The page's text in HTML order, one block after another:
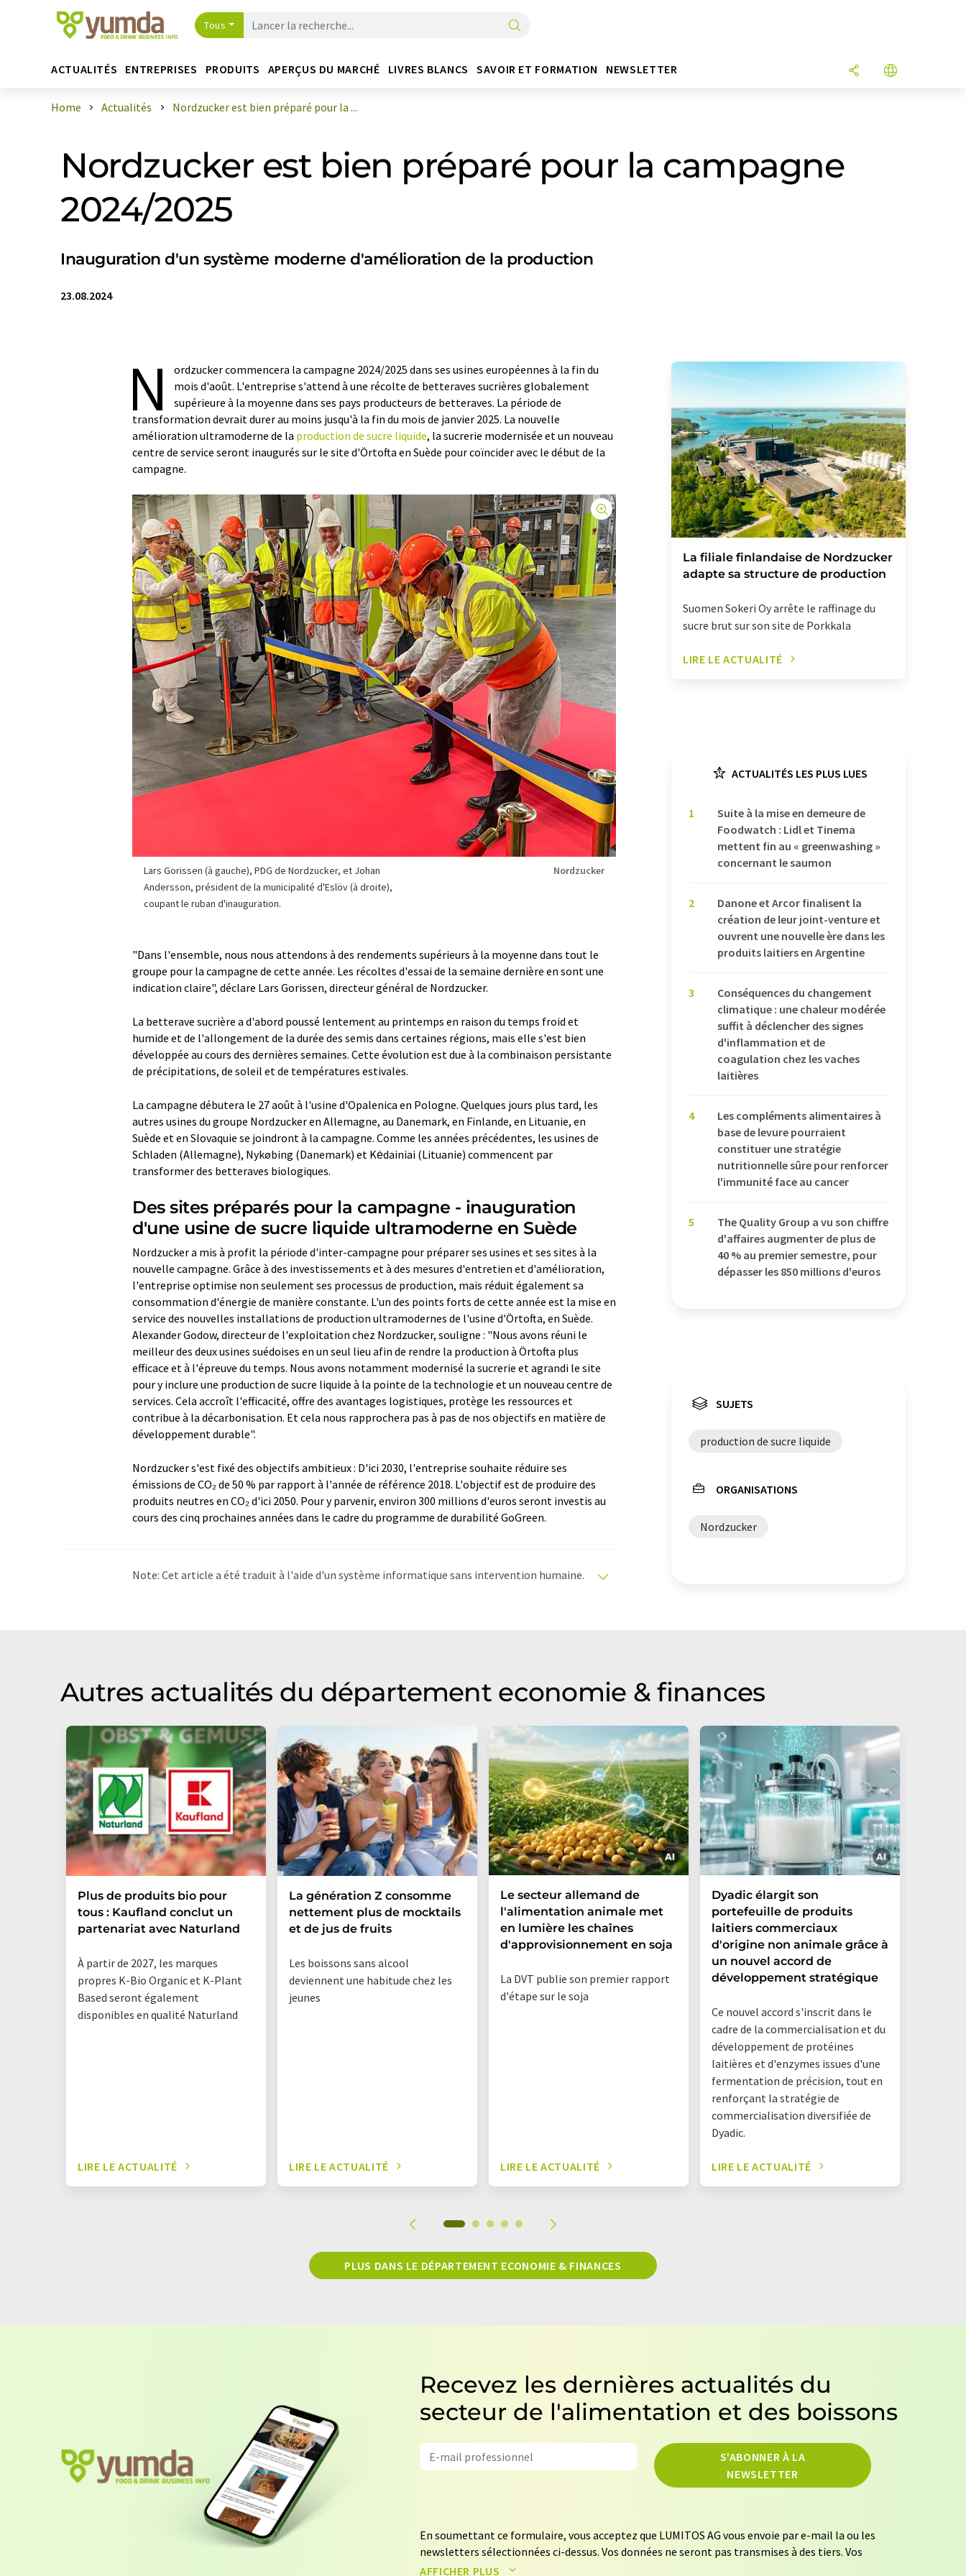
Tous
ACTUALITÉS ENTREPRISES PRODUITS APERÇUS DU MARCHÉ LIVRES BLANCS SAVOIR ET FORMATION NEWSLETTER
Home Actualités Nordzucker est bien préparé pour la ...
Nordzucker est bien préparé pour la campagne
2024/2025
Inauguration d'un système moderne d'amélioration de la production
23.08.2024
N
ordzucker commencera la campagne 2024/2025 dans ses usines européennes à la fin du
mois d'août. L'entreprise s'attend à une récolte de betteraves sucrières globalement
supérieure à la moyenne dans ses pays producteurs de betteraves. La période de
transformation devrait durer au moins jusqu'à la fin du mois de janvier 2025. La nouvelle
amélioration ultramoderne de la production de sucre liquide, la sucrerie modernisée et un nouveau
centre de service seront inaugurés sur le site d'Örtofta en Suède pour coïncider avec le début de la
campagne.
Lars Gorissen (à gauche), PDG de Nordzucker, et Johan
Andersson, président de la municipalité d'Eslöv (à droite),
coupant le ruban d'inauguration.
Nordzucker
"Dans l'ensemble, nous nous attendons à des rendements supérieurs à la moyenne dans tout le
groupe pour la campagne de cette année. Les récoltes d'essai de la semaine dernière en sont une
indication claire", déclare Lars Gorissen, directeur général de Nordzucker.
La betterave sucrière a d'abord poussé lentement au printemps en raison du temps froid et
humide et de l'allongement de la durée des semis dans certaines régions, mais elle s'est bien
développée au cours des dernières semaines. Cette évolution est due à la combinaison persistante
de précipitations, de soleil et de températures estivales.
La campagne débutera le 27 août à l'usine d'Opalenica en Pologne. Quelques jours plus tard, les
autres usines du groupe Nordzucker en Allemagne, au Danemark, en Finlande, en Lituanie, en
Suède et en Slovaquie se joindront à la campagne. Comme les années précédentes, les usines de
Schladen (Allemagne), Nykøbing (Danemark) et Kėdainiai (Lituanie) commencent par
transformer des betteraves biologiques.
Des sites préparés pour la campagne - inauguration
d'une usine de sucre liquide ultramoderne en Suède
Nordzucker a mis à profit la période d'inter-campagne pour préparer ses usines et ses sites à la
nouvelle campagne. Grâce à des investissements et à des mesures d'entretien et d'amélioration,
l'entreprise optimise non seulement ses processus de production, mais réduit également sa
consommation d'énergie de manière constante. L'un des points forts de cette année est la mise en
service des nouvelles installations de production ultramodernes de l'usine d'Örtofta, en Suède.
Alexander Godow, directeur de l'exploitation chez Nordzucker, souligne : "Nous avons réuni le
meilleur des deux usines suédoises en un seul lieu afin de rendre la production à Örtofta plus
efficace et à l'épreuve du temps. Nous avons notamment modernisé la sucrerie et agrandi le site
pour y inclure une production de sucre liquide à la pointe de la technologie et un nouveau centre de
services. Cela accroît l'efficacité, offre des avantages logistiques, protège les ressources et
contribue à la décarbonisation. Et cela nous rapprochera pas à pas de nos objectifs en matière de
développement durable".
Nordzucker s'est fixé des objectifs ambitieux : D'ici 2030, l'entreprise souhaite réduire ses
émissions de CO₂ de 50 % par rapport à l'année de référence 2018. L'objectif est de produire des
produits neutres en CO₂ d'ici 2050. Pour y parvenir, environ 300 millions d'euros seront investis au
cours des cinq prochaines années dans le cadre du programme de durabilité GoGreen.
Note: Cet article a été traduit à l'aide d'un système informatique sans intervention humaine.
La filiale finlandaise de Nordzucker
adapte sa structure de production
Suomen Sokeri Oy arrête le raffinage du
sucre brut sur son site de Porkkala
LIRE LE ACTUALITÉ
ACTUALITÉS LES PLUS LUES
1
Suite à la mise en demeure de
Foodwatch : Lidl et Tinema
mettent fin au « greenwashing »
concernant le saumon
2
Danone et Arcor finalisent la
création de leur joint-venture et
ouvrent une nouvelle ère dans les
produits laitiers en Argentine
3
Conséquences du changement
climatique : une chaleur modérée
suffit à déclencher des signes
d'inflammation et de
coagulation chez les vaches
laitières
4
Les compléments alimentaires à
base de levure pourraient
constituer une stratégie
nutritionnelle sûre pour renforcer
l'immunité face au cancer
5
The Quality Group a vu son chiffre
d'affaires augmenter de plus de
40 % au premier semestre, pour
dépasser les 850 millions d'euros
SUJETS
production de sucre liquide
ORGANISATIONS
Nordzucker
Autres actualités du département economie & finances
Plus de produits bio pour
tous : Kaufland conclut un
partenariat avec Naturland
À partir de 2027, les marques
propres K-Bio Organic et K-Plant
Based seront également
disponibles en qualité Naturland
LIRE LE ACTUALITÉ
La génération Z consomme
nettement plus de mocktails
et de jus de fruits
Les boissons sans alcool
deviennent une habitude chez les
jeunes
LIRE LE ACTUALITÉ
Le secteur allemand de
l'alimentation animale met
en lumière les chaînes
d'approvisionnement en soja
La DVT publie son premier rapport
d'étape sur le soja
LIRE LE ACTUALITÉ
Dyadic élargit son
portefeuille de produits
laitiers commerciaux
d'origine non animale grâce à
un nouvel accord de
développement stratégique
Ce nouvel accord s'inscrit dans le
cadre de la commercialisation et du
développement de protéines
laitières et d'enzymes issues d'une
fermentation de précision, tout en
renforçant la stratégie de
commercialisation diversifiée de
Dyadic.
LIRE LE ACTUALITÉ
PLUS DANS LE DÉPARTEMENT ECONOMIE & FINANCES
Recevez les dernières actualités du
secteur de l'alimentation et des boissons
S'ABONNER À LA
NEWSLETTER
En soumettant ce formulaire, vous acceptez que LUMITOS AG vous envoie par e-mail la ou les
newsletters sélectionnées ci-dessus. Vos données ne seront pas transmises à des tiers. Vos
données seront stockées et traitées conformément à nos
AFFICHER PLUS